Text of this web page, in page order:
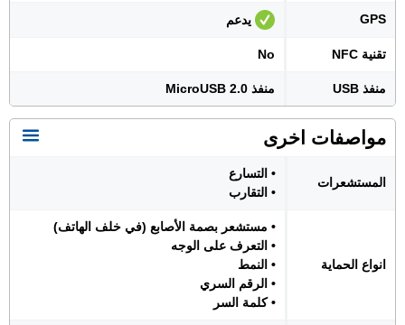
GPS يدعم
تقنية NFC No
منفذ USB منفذ MicroUSB 2.0
مواصفات اخرى
المستشعرات
• التسارع
• التقارب
انواع الحماية
• مستشعر بصمة الأصابع (في خلف الهاتف)
• التعرف على الوجه
• النمط
• الرقم السري
• كلمة السر